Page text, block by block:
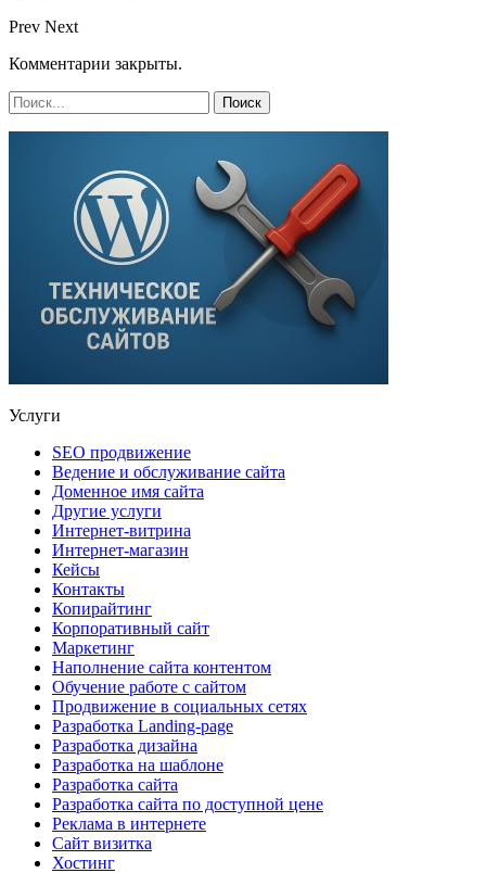
Prev Next
Комментарии закрыты.
Услуги
SEO продвижение
Ведение и обслуживание сайта
Доменное имя сайта
Другие услуги
Интернет-витрина
Интернет-магазин
Кейсы
Контакты
Копирайтинг
Корпоративный сайт
Маркетинг
Наполнение сайта контентом
Обучение работе с сайтом
Продвижение в социальных сетях
Разработка Landing-page
Разработка дизайна
Разработка на шаблоне
Разработка сайта
Разработка сайта по доступной цене
Реклама в интернете
Сайт визитка
Хостинг